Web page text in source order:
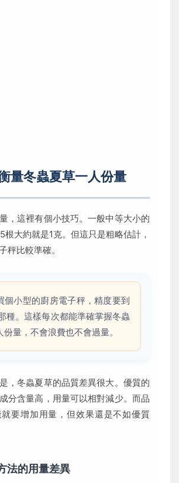
量冬蟲夏草一人份量
，這裡有個小技巧。一般中等大小的
大約就是1克。但這只是粗略估計，
秤比較準確。
個小型的廚房電子秤，精度要到
種。這樣每次都能準確掌握冬蟲
份量，不會浪費也不會過量。
，冬蟲夏草的品質差異很大。優質的
分含量高，用量可以相對減少。而品
要增加用量，但效果還是不如優質
法的用量差異